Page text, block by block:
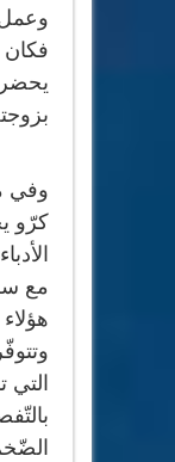
وعمل
فكان
يحضر
وفي
كرّو
مع